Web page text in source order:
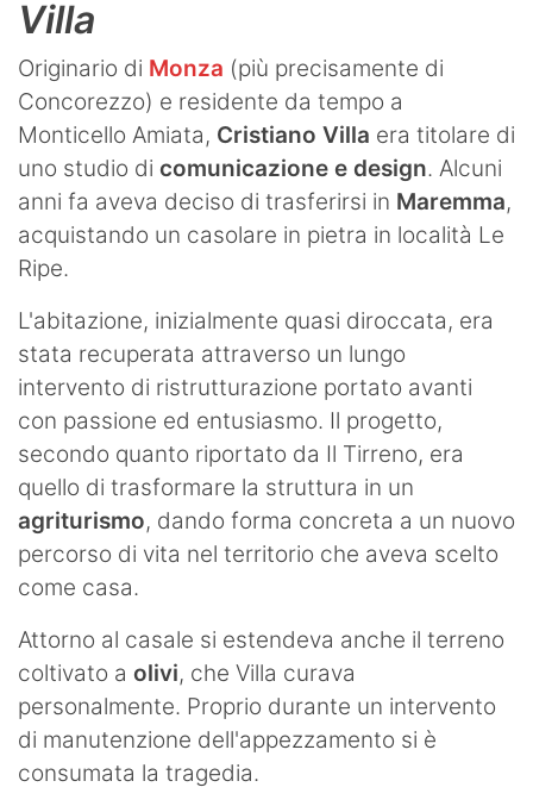
Villa
Originario di Monza (più precisamente di
Concorezzo) e residente da tempo a
Monticello Amiata, Cristiano Villa era titolare di
uno studio di comunicazione e design. Alcuni
anni fa aveva deciso di trasferirsi in Maremma,
acquistando un casolare in pietra in località Le
Ripe.
L'abitazione, inizialmente quasi diroccata, era
stata recuperata attraverso un lungo
intervento di ristrutturazione portato avanti
con passione ed entusiasmo. Il progetto,
secondo quanto riportato da Il Tirreno, era
quello di trasformare la struttura in un
agriturismo, dando forma concreta a un nuovo
percorso di vita nel territorio che aveva scelto
come casa.
Attorno al casale si estendeva anche il terreno
coltivato a olivi, che Villa curava
personalmente. Proprio durante un intervento
di manutenzione dell'appezzamento si è
consumata la tragedia.